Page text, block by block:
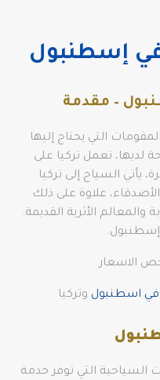
إسطنبول
– مقدمة
التي يحتاج إليها
لديها، تعمل تركيا على
يأتي السياح إلى تركيا
علاوة على ذلك
والمعالم الأثرية القديمة.
إسطنبول.
الاسعار
في اسطنبول وتركيا
السياحية التي توفر خدمة